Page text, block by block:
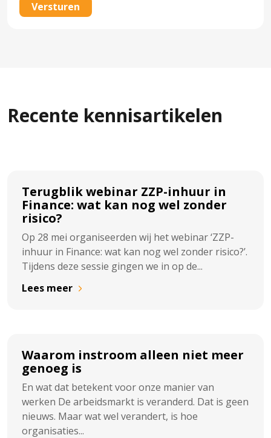
Recente kennisartikelen
Terugblik webinar ZZP-inhuur in
Finance: wat kan nog wel zonder
risico?
Op 28 mei organiseerden wij het webinar ‘ZZP-
inhuur in Finance: wat kan nog wel zonder risico?’.
Tijdens deze sessie gingen we in op de...
Lees meer
Waarom instroom alleen niet meer
genoeg is
En wat dat betekent voor onze manier van
werken De arbeidsmarkt is veranderd. Dat is geen
nieuws. Maar wat wel verandert, is hoe
organisaties...